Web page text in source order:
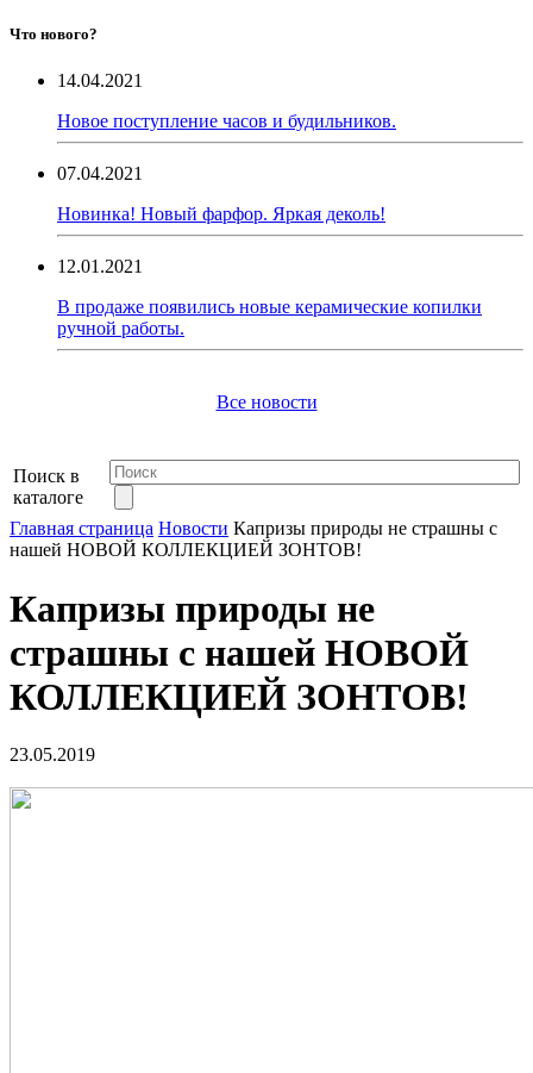
Что нового?
14.04.2021
Новое поступление часов и будильников.
07.04.2021
Новинка! Новый фарфор. Яркая деколь!
12.01.2021
В продаже появились новые керамические копилки
ручной работы.
Все новости
Поиск в
каталоге
Главная страница Новости Капризы природы не страшны с
нашей НОВОЙ КОЛЛЕКЦИЕЙ ЗОНТОВ!
Капризы природы не
страшны с нашей НОВОЙ
КОЛЛЕКЦИЕЙ ЗОНТОВ!
23.05.2019